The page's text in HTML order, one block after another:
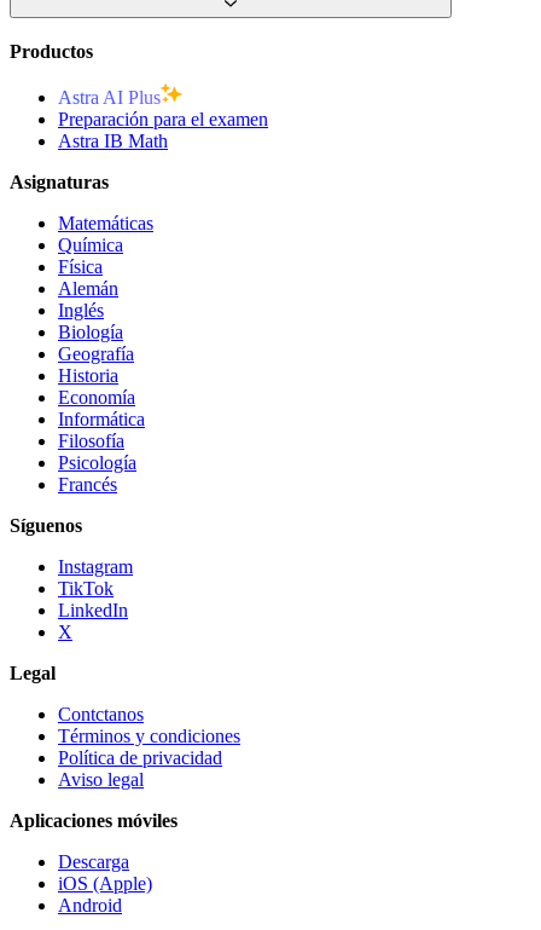
Productos
Astra AI Plus
Preparación para el examen
Astra IB Math
Asignaturas
Matemáticas
Química
Física
Alemán
Inglés
Biología
Geografía
Historia
Economía
Informática
Filosofía
Psicología
Francés
Síguenos
Instagram
TikTok
LinkedIn
X
Legal
Contctanos
Términos y condiciones
Política de privacidad
Aviso legal
Aplicaciones móviles
Descarga
iOS (Apple)
Android